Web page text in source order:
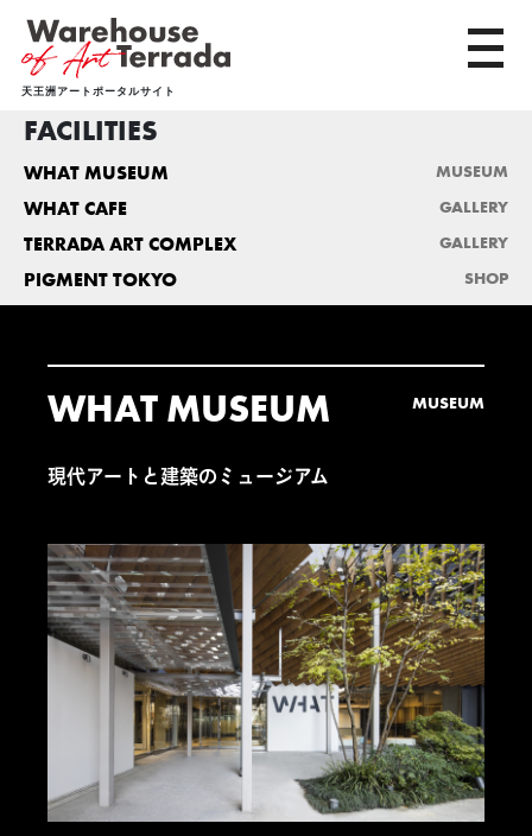
天王洲アートポータルサイト
FACILITIES
WHAT MUSEUM MUSEUM
WHAT CAFE GALLERY
TERRADA ART COMPLEX GALLERY
PIGMENT TOKYO SHOP
WHAT MUSEUM MUSEUM
現代アートと建築のミュージアム